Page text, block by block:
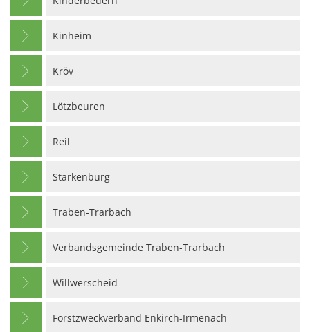
Kinheim
Kröv
Lötzbeuren
Reil
Starkenburg
Traben-Trarbach
Verbandsgemeinde Traben-Trarbach
Willwerscheid
Forstzweckverband Enkirch-Irmenach